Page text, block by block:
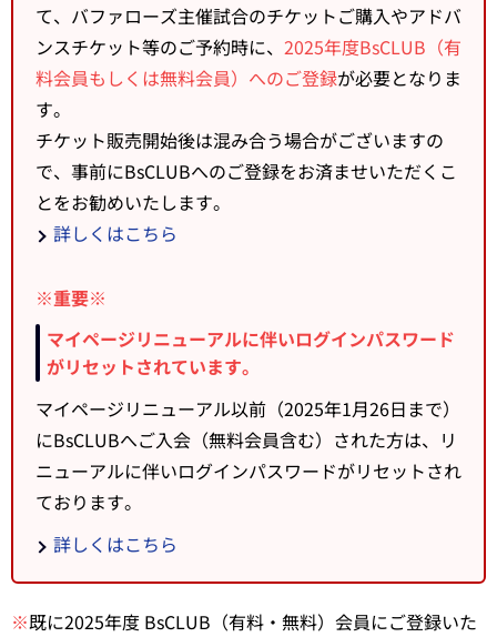
て、バファローズ主催試合のチケットご購入やアドバ
ンスチケット等のご予約時に、 2025年度BsCLUB（有
料会員もしくは無料会員）へのご登録が必要となりま
す。
チケット販売開始後は混み合う場合がございますの
で、事前にBsCLUBへのご登録をお済ませいただくこ
とをお勧めいたします。
詳しくはこちら
※重要※
マイページリニューアルに伴いログインパスワード
がリセットされています。
マイページリニューアル以前（2025年1月26日まで）
にBsCLUBへご入会（無料会員含む）された方は、リ
ニューアルに伴いログインパスワードがリセットされ
ております。
詳しくはこちら
※既に2025年度 BsCLUB（有料・無料）会員にご登録いた